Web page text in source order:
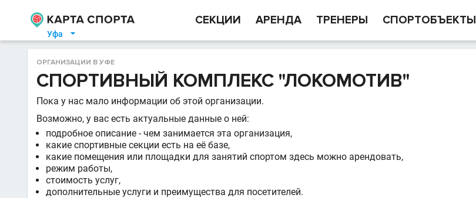
Уфа 
СЕКЦИИ АРЕНДА ТРЕНЕРЫ СПОРТОБЪЕКТЫ
ОРГАНИЗАЦИИ В УФЕ
СПОРТИВНЫЙ КОМПЛЕКС "ЛОКОМОТИВ"
Пока у нас мало информации об этой организации.
Возможно, у вас есть актуальные данные о ней:
подробное описание - чем занимается эта организация,
какие спортивные секции есть на её базе,
какие помещения или площадки для занятий спортом здесь можно арендовать,
режим работы,
стоимость услуг,
дополнительные услуги и преимущества для посетителей.